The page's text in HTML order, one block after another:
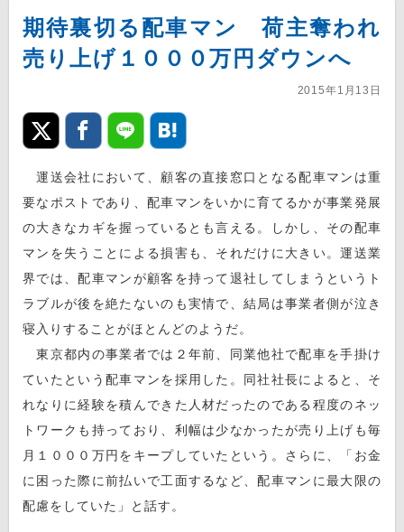
期待裏切る配車マン 荷主奪われ
売り上げ１０００万円ダウンへ
2015年1月13日
運送会社において、顧客の直接窓口となる配車マンは重
要なポストであり、配車マンをいかに育てるかが事業発展
の大きなカギを握っているとも言える。しかし、その配車
マンを失うことによる損害も、それだけに大きい。運送業
界では、配車マンが顧客を持って退社してしまうというト
ラブルが後を絶たないのも実情で、結局は事業者側が泣き
寝入りすることがほとんどのようだ。
東京都内の事業者では２年前、同業他社で配車を手掛け
ていたという配車マンを採用した。同社社長によると、そ
れなりに経験を積んできた人材だったのである程度のネッ
トワークも持っており、利幅は少なかったが売り上げも毎
月１０００万円をキープしていたという。さらに、「お金
に困った際に前払いで工面するなど、配車マンに最大限の
配慮をしていた」と話す。